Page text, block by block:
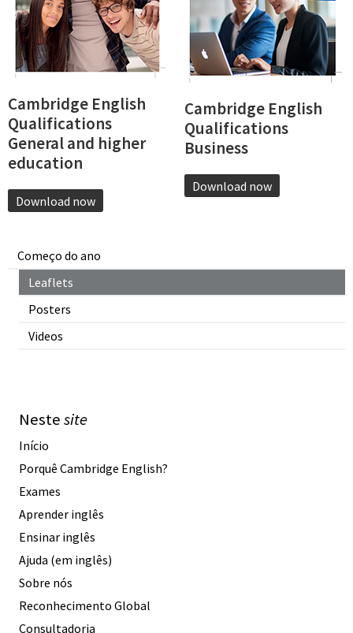
Começo do ano
Leaflets
Posters
Videos
Cambridge English
Qualifications
General and higher
education
Download now
Cambridge English
Qualifications
Business
Download now
Nestesite
Início
Porquê Cambridge English?
Exames
Aprender inglês
Ensinar inglês
Ajuda (em inglês)
Sobre nós
Reconhecimento Global
Consultadoria